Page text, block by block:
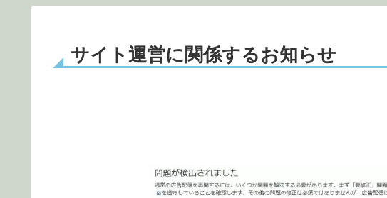
サイト運営に関係するお知らせ